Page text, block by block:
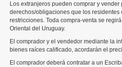
Los extranjeros pueden comprar y
derechos/obligaciones que los residentes
restricciones. Toda compra-venta se
Oriental del Uruguay.
El comprador y el vendedor mediante la
bienes raíces calificado, acordarán el
El comprador deberá contratar a un